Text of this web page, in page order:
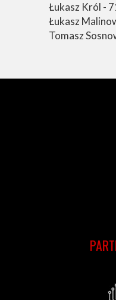
Łukasz Król -
Łukasz
Tomasz